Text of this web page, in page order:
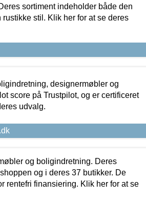
sortiment indeholder både den
stil. Klik her for at se deres
designermøbler og
score på Trustpilot, og er certificeret
udvalg.
og boligindretning. Deres
og i deres 37 butikker. De
rentefri finansiering. Klik her for at se